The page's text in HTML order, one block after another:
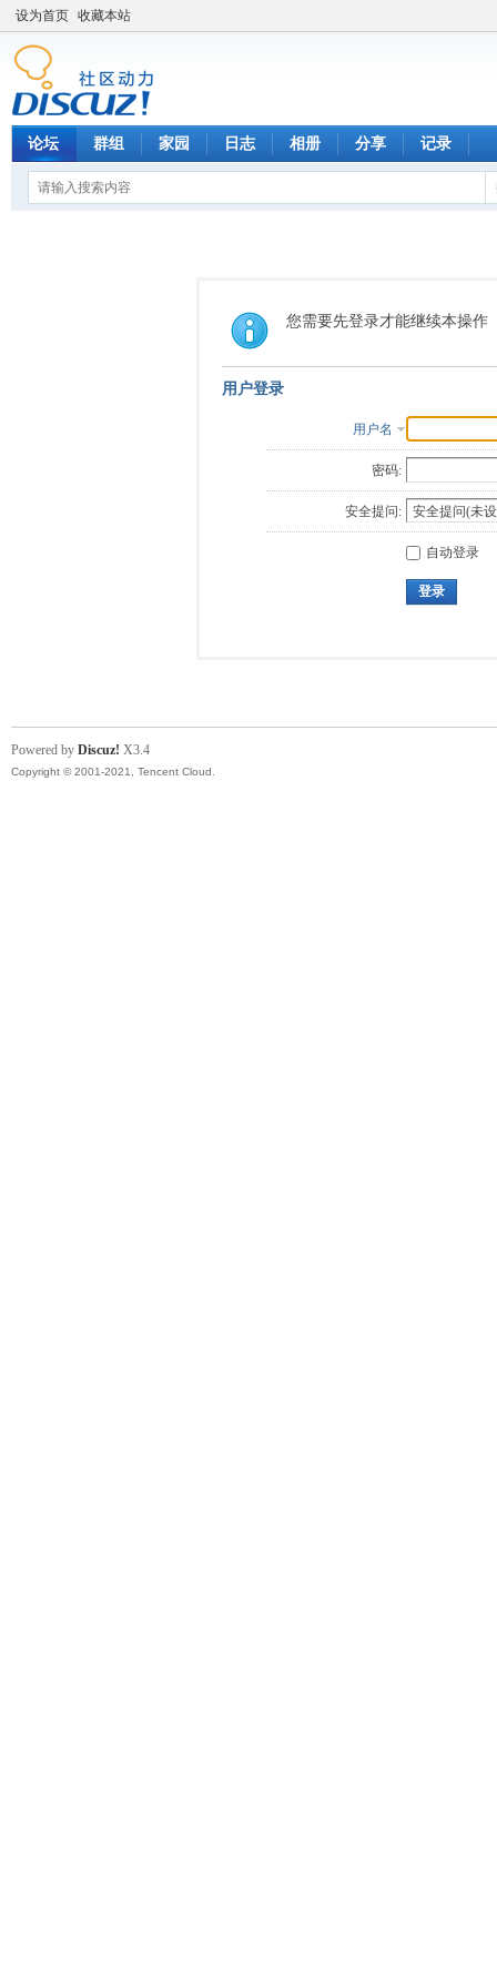
设为首页 收藏本站
论坛 群组 家园 日志 相册 分享 记录
您需要先登录才能继续本操作
用户登录
用户名
密码:
安全提问:
自动登录
登录
Powered by Discuz! X3.4
Copyright © 2001-2021, Tencent Cloud.